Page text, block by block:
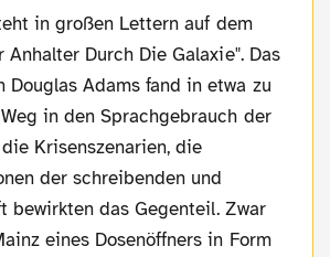
Anhalter Durch Die Galaxie". Das
Douglas Adams fand in etwa zu
in den Sprachgebrauch der
Krisenszenarien, die
der schreibenden und
bewirkten das Gegenteil. Zwar
eines Dosenöffners in Form